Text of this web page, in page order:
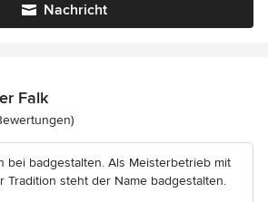
Nachricht
Falk
5 von 5 Sternen
bei badgestalten. Als Meisterbetrieb mit
Tradition steht der Name badgestalten.